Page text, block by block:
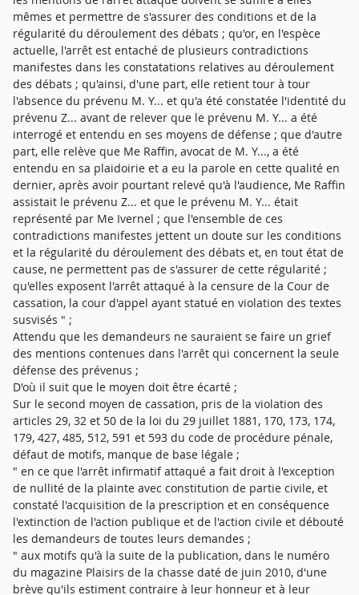
mêmes et permettre de s'assurer des conditions et de la
régularité du déroulement des débats ; qu'or, en l'espèce
actuelle, l'arrêt est entaché de plusieurs contradictions
manifestes dans les constatations relatives au déroulement
des débats ; qu'ainsi, d'une part, elle retient tour à tour
l'absence du prévenu M. Y... et qu'a été constatée l'identité du
prévenu Z... avant de relever que le prévenu M. Y... a été
interrogé et entendu en ses moyens de défense ; que d'autre
part, elle relève que Me Raffin, avocat de M. Y..., a été
entendu en sa plaidoirie et a eu la parole en cette qualité en
dernier, après avoir pourtant relevé qu'à l'audience, Me Raffin
assistait le prévenu Z... et que le prévenu M. Y... était
représenté par Me Ivernel ; que l'ensemble de ces
contradictions manifestes jettent un doute sur les conditions
et la régularité du déroulement des débats et, en tout état de
cause, ne permettent pas de s'assurer de cette régularité ;
qu'elles exposent l'arrêt attaqué à la censure de la Cour de
cassation, la cour d'appel ayant statué en violation des textes
susvisés " ;
Attendu que les demandeurs ne sauraient se faire un grief
des mentions contenues dans l'arrêt qui concernent la seule
défense des prévenus ;
D'où il suit que le moyen doit être écarté ;
Sur le second moyen de cassation, pris de la violation des
articles 29, 32 et 50 de la loi du 29 juillet 1881, 170, 173, 174,
179, 427, 485, 512, 591 et 593 du code de procédure pénale,
défaut de motifs, manque de base légale ;
" en ce que l'arrêt infirmatif attaqué a fait droit à l'exception
de nullité de la plainte avec constitution de partie civile, et
constaté l'acquisition de la prescription et en conséquence
l'extinction de l'action publique et de l'action civile et débouté
les demandeurs de toutes leurs demandes ;
" aux motifs qu'à la suite de la publication, dans le numéro
du magazine Plaisirs de la chasse daté de juin 2010, d'une
brève qu'ils estiment contraire à leur honneur et à leur